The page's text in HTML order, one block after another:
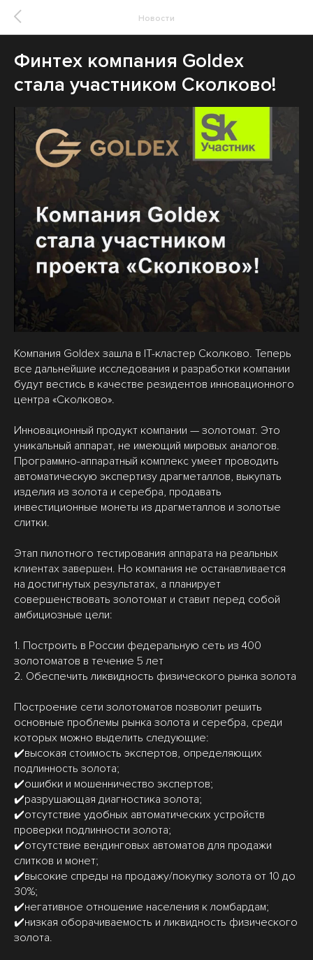
Новости
Финтех компания Goldex
стала участником Сколково!
Компания Goldex зашла в IT-кластер Сколково. Теперь
все дальнейшие исследования и разработки компании
будут вестись в качестве резидентов инновационного
центра «Сколково».
Инновационный продукт компании — золотомат. Это
уникальный аппарат, не имеющий мировых аналогов.
Программно-аппаратный комплекс умеет проводить
автоматическую экспертизу драгметаллов, выкупать
изделия из золота и серебра, продавать
инвестиционные монеты из драгметаллов и золотые
слитки.
Этап пилотного тестирования аппарата на реальных
клиентах завершен. Но компания не останавливается
на достигнутых результатах, а планирует
совершенствовать золотомат и ставит перед собой
амбициозные цели:
1. Построить в России федеральную сеть из 400
золотоматов в течение 5 лет
2. Обеспечить ликвидность физического рынка золота
Построение сети золотоматов позволит решить
основные проблемы рынка золота и серебра, среди
которых можно выделить следующие:
✔️высокая стоимость экспертов, определяющих
подлинность золота;
✔️ошибки и мошенничество экспертов;
✔️разрушающая диагностика золота;
✔️отсутствие удобных автоматических устройств
проверки подлинности золота;
✔️отсутствие вендинговых автоматов для продажи
слитков и монет;
✔️высокие спреды на продажу/покупку золота от 10 до
30%;
✔️негативное отношение населения к ломбардам;
✔️низкая оборачиваемость и ликвидность физического
золота.